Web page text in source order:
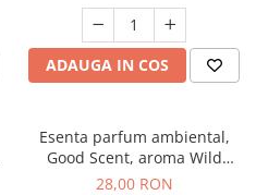
ADAUGA IN COS
Esenta parfum ambiental,
Good Scent, aroma Wild
Sailor, 20 g
28,00 RON